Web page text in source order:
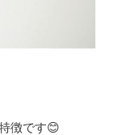
徴です😊